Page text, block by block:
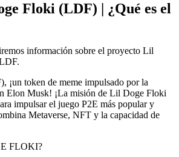
Floki (LDF) | ¿Qué es el
información sobre el proyecto Lil
token de meme impulsado por la
Elon Musk! ¡La misión de Lil Doge Floki
impulsar el juego P2E más popular y
Metaverse, NFT y la capacidad de
FLOKI?